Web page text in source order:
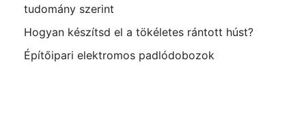
tudomány szerint
Hogyan készítsd el a tökéletes rántott húst?
Építőipari elektromos padlódobozok